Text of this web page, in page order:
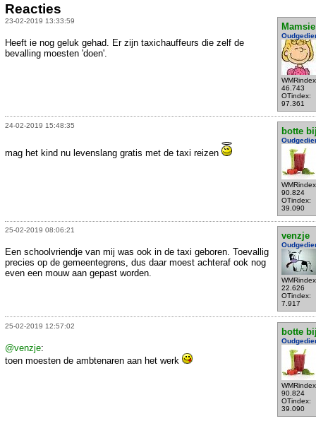
Reacties
23-02-2019 13:33:59
Mamsie
46.743
OTindex:
97.361
Heeft ie nog geluk gehad. Er zijn taxichauffeurs die zelf de
bevalling moesten 'doen'.
24-02-2019 15:48:35
botte
90.824
OTindex:
39.090
mag het kind nu levenslang gratis met de taxi reizen
25-02-2019 08:06:21
venzje
22.626
OTindex:
7.917
Een schoolvriendje van mij was ook in de taxi geboren. Toevallig
precies op de gemeentegrens, dus daar moest achteraf ook nog
even een mouw aan gepast worden.
25-02-2019 12:57:02
botte
90.824
OTindex:
39.090
@venzje:
toen moesten de ambtenaren aan het werk